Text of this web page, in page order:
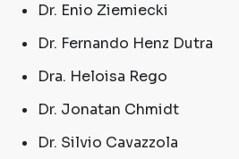
Dr. Enio Ziemiecki
Dr. Fernando Henz Dutra
Dra. Heloisa Rego
Dr. Jonatan Chmidt
Dr. Silvio Cavazzola